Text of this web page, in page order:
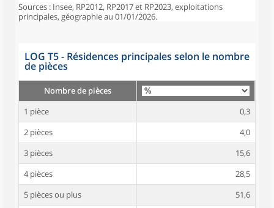
Sources : Insee, RP2012, RP2017 et RP2023, exploitations
principales, géographie au 01/01/2026.
LOG T5 - Résidences principales selon le nombre
de pièces
Nombre de pièces
1 pièce
0,3
2 pièces
4,0
3 pièces
15,6
4 pièces
28,5
5 pièces ou plus
51,6